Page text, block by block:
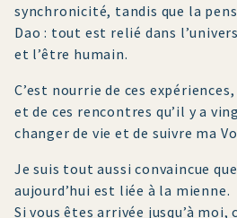
synchronicité, tandis que la
Dao : tout est relié dans
et l’être humain.
C’est nourrie de ces
et de ces rencontres qu’il y a
changer de vie et de suivre ma
Je suis tout aussi convaincue
aujourd’hui est liée à la mienne.
Si vous êtes arrivée jusqu’à moi,